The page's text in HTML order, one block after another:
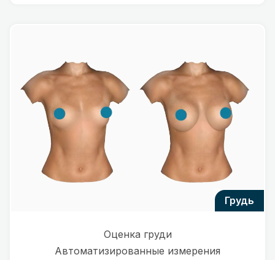
грудь
Оценка груди
Автоматизированные измерения